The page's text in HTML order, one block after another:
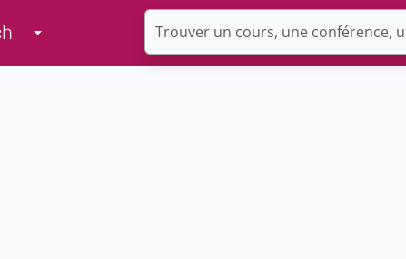
Toggle Dropdown